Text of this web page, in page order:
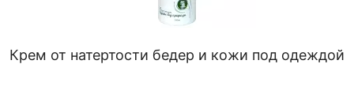
Крем от натертости бедер и кожи под одеждой